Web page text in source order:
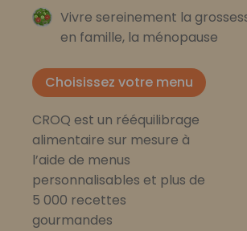
Vivre sereinement la
en famille, la ménopause
Choisissez votre menu
CROQ est un rééquilibrage
alimentaire sur mesure à
l’aide de menus
personnalisables et plus de
5 000 recettes
gourmandes